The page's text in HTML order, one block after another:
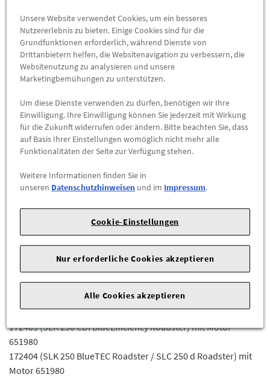
117302 (CLA 200 CDI 4MATIC Coupé / CLA 200 d 4MATIC Coupé)
mit Motor 651930
117303 (CLA 220 CDI Coupé / CLA 220 d Coupé) mit Motor
651930
117305 (CLA 220 CDI 4MATIC Coupé / CLA 220 d 4MATIC Coupé)
117308 (CLA 200 CDI Coupé / CLA 200 d Coupé) mit Motor
651930
117902 (CLA 200 CDI/D 4-MATIC) mit Motor 651930
117903 (CLA 220 CDI) mit Motor 651930
117908 (CLA 200 CDI) mit Motor 651930
651930
156903 (GLA 220 CDI / GLA 220 d) mit Motor 651930
156908 (GLA 200 CDI / GLA 200 d) mit Motor 651930
166003 (ML/GLE 250 CDI/D 4MATIC) mit Motor 651960
166004 (ML/GLE 250 BLUETEC/D 4MATIC) mit Motor 651960
166006 (ML/GLE 250 BLUETEC/D) mit Motor 651960
172403 (SLK 250 CDI BlueEfficiency Roadster) mit Motor
651980
172404 (SLK 250 BlueTEC Roadster / SLC 250 d Roadster) mit
Motor 651980
Unsere Website verwendet Cookies, um ein besseres
Nutzererlebnis zu bieten. Einige Cookies sind für die
Grundfunktionen erforderlich, während Dienste von
Drittanbietern helfen, die Websitenavigation zu verbessern, die
Websitenutzung zu analysieren und unsere
Marketingbemühungen zu unterstützen.
Um diese Dienste verwenden zu dürfen, benötigen wir Ihre
Einwilligung. Ihre Einwilligung können Sie jederzeit mit Wirkung
für die Zukunft widerrufen oder ändern. Bitte beachten Sie, dass
auf Basis Ihrer Einstellungen womöglich nicht mehr alle
Funktionalitäten der Seite zur Verfügung stehen.
Weitere Informationen finden Sie in
unseren Datenschutzhinweisen und im Impressum.
Cookie-Einstellungen
Nur erforderliche Cookies akzeptieren
Alle Cookies akzeptieren